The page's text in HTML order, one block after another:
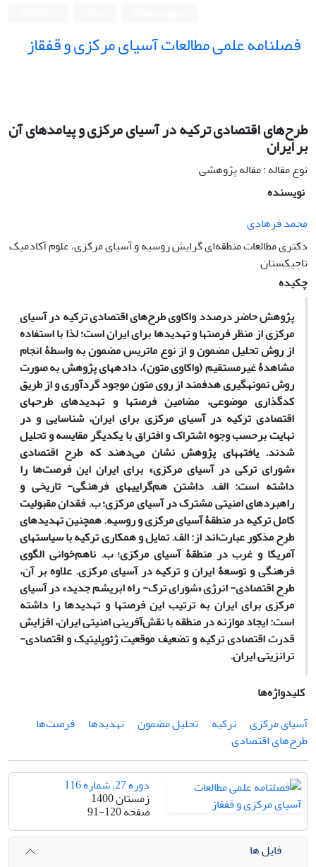
فصلنامه علمی مطالعات آسیای مرکزی و قفقاز
طرح‌های اقتصادی ترکیه در آسیای ‌مرکزی و پیامدهای آن
بر ایران
نوع مقاله : مقاله پژوهشی
نویسنده
محمد فرهادی
دکتری مطالعات منطقه‌ای گرایش روسیه و آسیای مرکزی، علوم آکادمیک
تاجیکستان
چکیده
پژوهش حاضر درصدد واکاوی طرح‌های اقتصادی ترکیه در آسیای
­مرکزی از منظر فرصت­ها و تهدیدها برای ایران است؛ لذا با استفاده
از روش تحلیل مضمون و از نوع ماتریس مضمون به واسطۀ انجام
مشاهدۀ غیرمستقیم (واکاوی متون)، داده­های پژوهش به صورت
روش نمونه­گیری هدفمند از روی متون موجود گردآوری و از طریق
کدگذاری موضوعی، مضامین فرصت­ها و تهدیدهای طرحهای
اقتصادی ترکیه در آسیای ­مرکزی برای ایران، شناسایی و در
نهایت برحسب وجوه اشتراک و افتراق با یکدیگر مقایسه و تحلیل
شدند. یافتههای پژوهش نشان می‌دهند که طرح اقتصادی
«شورای ترکی در آسیای ­مرکزی» برای ایران این فرصت‌ها را
داشته است: الف. داشتن هم‌گرایی­های فرهنگی- تاریخی و
راهبردهای امنیتی مشترک در آسیای ­مرکزی؛ ب. فقدان مقبولیت
کامل ترکیه در منطقۀ آسیای­ مرکزی و روسیه. همچنین تهدیدهای
طرح مذکور عبارت‌اند از: الف. تمایل و همکاری ترکیه با سیاستهای
آمریکا و غرب در منطقۀ آسیای مرکزی؛ ب. ناهم‌خوانی الگوی
فرهنگی و توسعۀ ایران و ترکیه در آسیای­ مرکزی. علاوه بر آن،
طرح اقتصادی- انرژی «شورای ترک- راه ابریشم جدید» در آسیای
­مرکزی برای ایران به ترتیب این فرصتها و تهدیدها را داشته
است: ایجاد موازنه در منطقه با نقش‌آفرینی امنیتی ایران، افزایش
قدرت اقتصادی ترکیه و تضعیف موقعیت ژئوپلیتیک و اقتصادی-
ترانزیتی ایران.
کلیدواژه‌ها
آسیای‌ مرکزی
ترکیه تحلیل مضمون تهدیدها
فرصت‌ها
طرح‌های اقتصادی
دوره 27، شماره 116
زمستان 1400
صفحه91-120
فایل ها